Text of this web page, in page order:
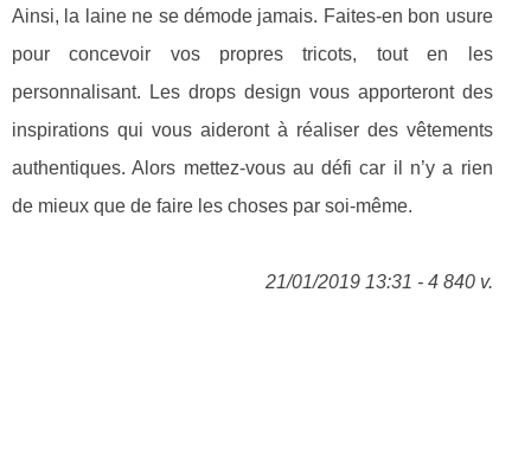
Ainsi, la laine ne se démode jamais. Faites-en bon usure
pour concevoir vos propres tricots, tout en les
personnalisant. Les drops design vous apporteront des
inspirations qui vous aideront à réaliser des vêtements
authentiques. Alors mettez-vous au défi car il n’y a rien
de mieux que de faire les choses par soi-même.
21/01/2019 13:31 - 4 840 v.